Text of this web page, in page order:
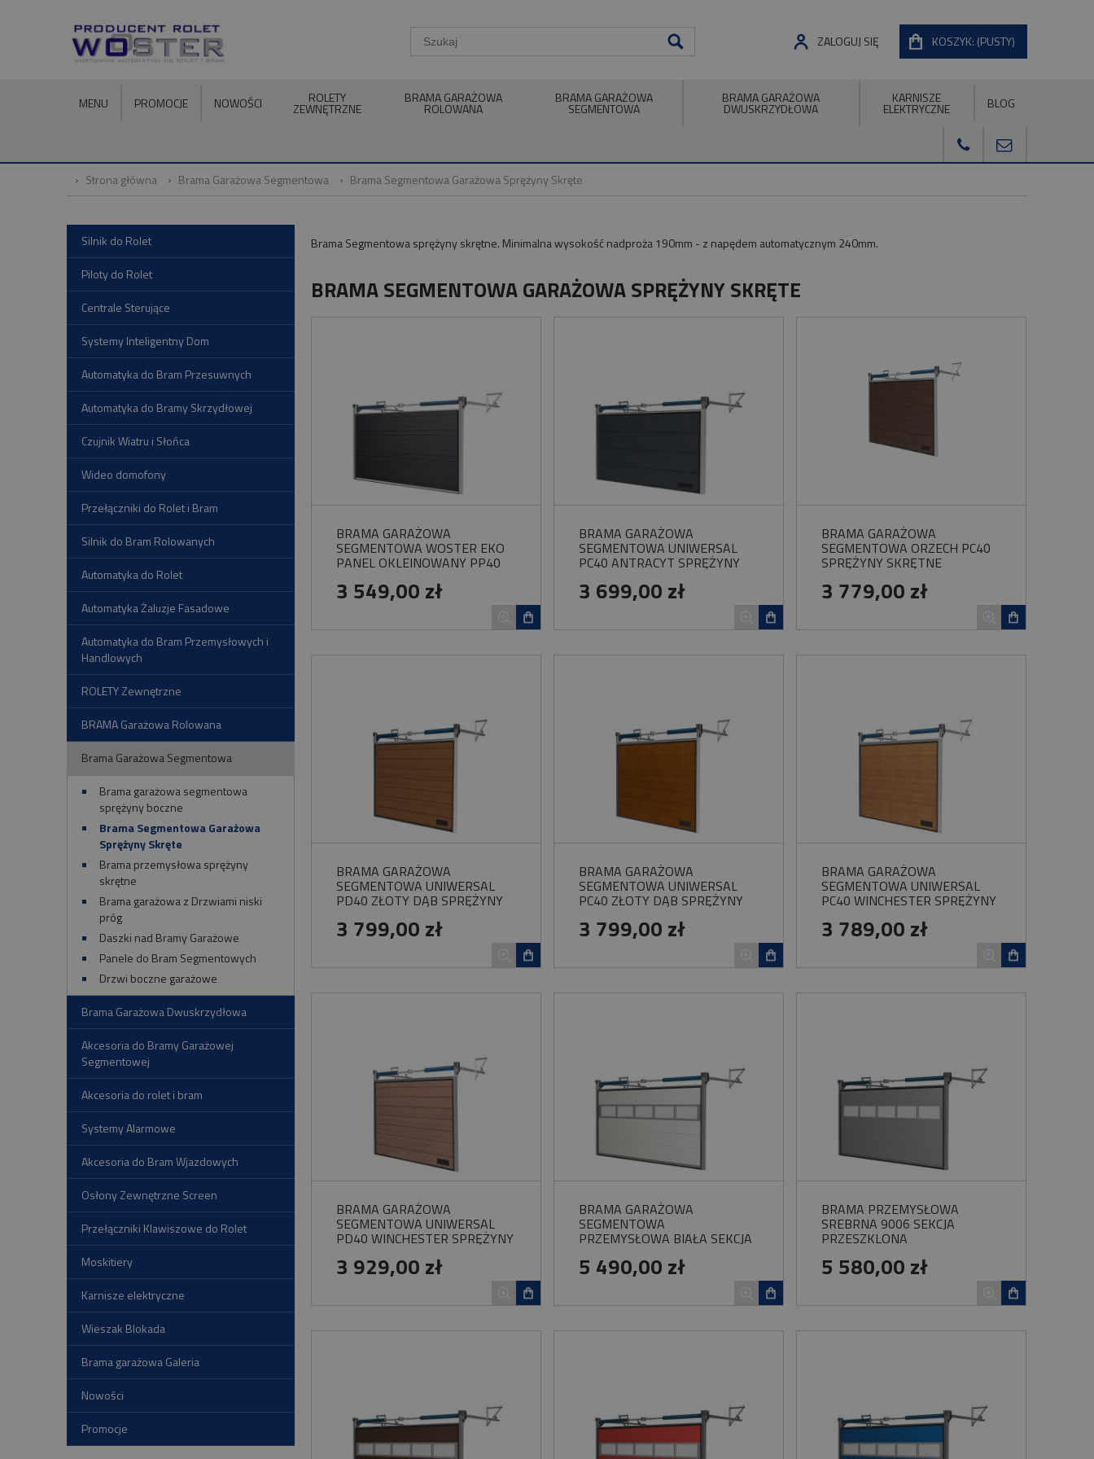
KOSZYK: (PUSTY)
ZALOGUJ SIĘ
MENU PROMOCJE NOWOŚCI ROLETY
ZEWNĘTRZNE
BRAMA GARAŻOWA
ROLOWANA
BRAMA GARAŻOWA
SEGMENTOWA
BRAMA GARAŻOWA
DWUSKRZYDŁOWA
KARNISZE
ELEKTRYCZNE BLOG
Strona główna Brama Garażowa Segmentowa Brama Segmentowa Garażowa Sprężyny Skręte
Silnik do Rolet
Piloty do Rolet
Centrale Sterujące
Systemy Inteligentny Dom
Automatyka do Bram Przesuwnych
Automatyka do Bramy Skrzydłowej
Czujnik Wiatru i Słońca
Wideo domofony
Przełączniki do Rolet i Bram
Silnik do Bram Rolowanych
Automatyka do Rolet
Automatyka Żaluzje Fasadowe
Automatyka do Bram Przemysłowych i
Handlowych
ROLETY Zewnętrzne
BRAMA Garażowa Rolowana
Brama Garażowa Segmentowa
Brama garażowa segmentowa
sprężyny boczne
Brama Segmentowa Garażowa
Sprężyny Skręte
Brama przemysłowa sprężyny
skrętne
Brama garażowa z Drzwiami niski
próg
Daszki nad Bramy Garażowe
Panele do Bram Segmentowych
Drzwi boczne garażowe
Brama Garażowa Dwuskrzydłowa
Akcesoria do Bramy Garażowej
Segmentowej
Akcesoria do rolet i bram
Systemy Alarmowe
Akcesoria do Bram Wjazdowych
Osłony Zewnętrzne Screen
Przełączniki Klawiszowe do Rolet
Moskitiery
Karnisze elektryczne
Wieszak Blokada
Brama garażowa Galeria
Nowości
Promocje
Brama Segmentowa sprężyny skrętne. Minimalna wysokość nadproża 190mm - z napędem automatycznym 240mm.
BRAMA SEGMENTOWA GARAŻOWA SPRĘŻYNY SKRĘTE
BRAMA GARAŻOWA
SEGMENTOWA WOSTER EKO
PANEL OKLEINOWANY PP40
3 549,00 zł
BRAMA GARAŻOWA
SEGMENTOWA UNIWERSAL
PC40 ANTRACYT SPRĘŻYNY
3 699,00 zł
BRAMA GARAŻOWA
SEGMENTOWA ORZECH PC40
SPRĘŻYNY SKRĘTNE
3 779,00 zł
BRAMA GARAŻOWA
SEGMENTOWA UNIWERSAL
PD40 ZŁOTY DĄB SPRĘŻYNY
3 799,00 zł
BRAMA GARAŻOWA
SEGMENTOWA UNIWERSAL
PC40 ZŁOTY DĄB SPRĘŻYNY
3 799,00 zł
BRAMA GARAŻOWA
SEGMENTOWA UNIWERSAL
PC40 WINCHESTER SPRĘŻYNY
3 789,00 zł
BRAMA GARAŻOWA
SEGMENTOWA UNIWERSAL
PD40 WINCHESTER SPRĘŻYNY
3 929,00 zł
BRAMA GARAŻOWA
SEGMENTOWA
PRZEMYSŁOWA BIAŁA SEKCJA
5 490,00 zł
BRAMA PRZEMYSŁOWA
SREBRNA 9006 SEKCJA
PRZESZKLONA
5 580,00 zł